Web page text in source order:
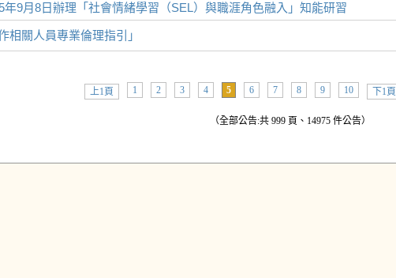
年9月8日辦理「社會情緒學習（SEL）與職涯角色融入」知能研習
相關人員專業倫理指引」
上1頁 1 2 3 4 5 6 7 8 9 10 下1頁
（全部公告:共 999 頁、14975 件公告）